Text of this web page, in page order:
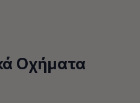
Οχήματα